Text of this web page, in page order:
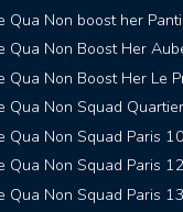
Qua Non boost her
Qua Non Boost Her
Qua Non Boost Her Le
Qua Non Squad
Qua Non Squad Paris 10
Qua Non Squad Paris 12
Qua Non Squad Paris 13